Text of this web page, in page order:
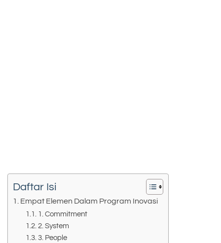
Daftar Isi
Empat Elemen Dalam Program Inovasi
1. Commitment
2. System
3. People